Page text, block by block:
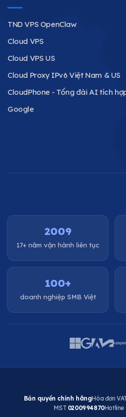
TND VPS OpenClaw
Cloud VPS
Cloud VPS US
Cloud Proxy IPv6 Việt Nam & US
CloudPhone - Tổng đài AI tích
Google
2009
17+ năm vận hành liên tục
100+
doanh nghiệp SMB Việt
Bản quyền chính hãngHóa đơn
MST 0200994870Hotline